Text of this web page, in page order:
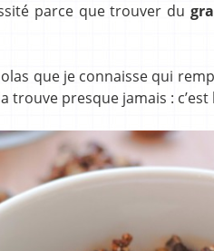
parce que trouver du
que je connaisse qui
trouve presque jamais : c’est